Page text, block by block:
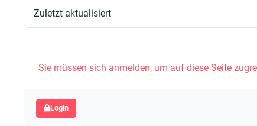
Zuletzt aktualisiert
Sie müssen sich anmelden, um auf diese Seite
Login